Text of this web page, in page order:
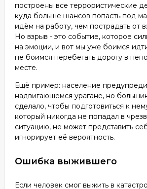
построены все террористические
куда больше шансов попасть под
идём на работу, чем пострадать от
Но взрыв - это событие, которое
на эмоции, и вот мы уже боимся
не боимся перебегать дорогу в
месте.
Ещё пример: население
надвигающемся урагане, но
сделало, чтобы подготовиться к
который никогда не попадал в
ситуацию, не может представить
игнорирует её вероятность.
Ошибка выжившего
Если человек смог выжить в